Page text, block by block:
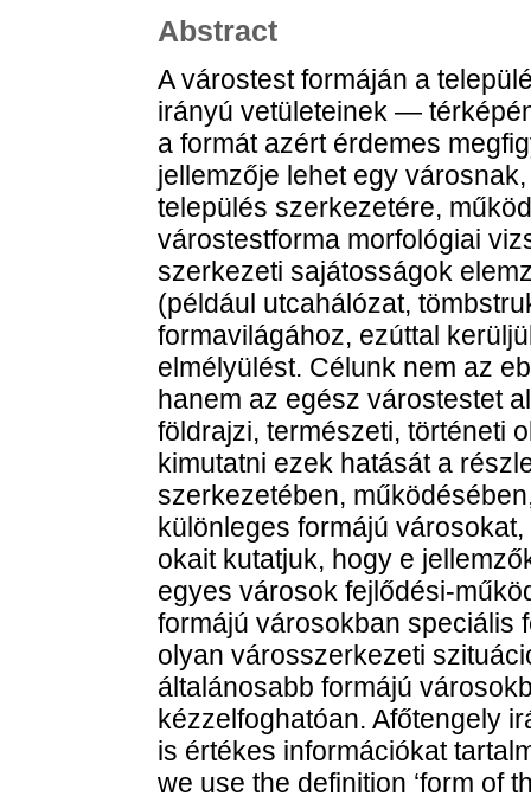
Abstract
A várostest formáján a
irányú vetületeinek —
a formát azért érdemes
jellemzője lehet egy
település szerkezetére,
várostestforma morfológiai
szerkezeti sajátosságok
(például utcahálózat,
formavilágához, ezúttal
elmélyülést. Célunk nem az
hanem az egész várostestet
földrajzi, természeti, történeti
kimutatni ezek hatását a
szerkezetében,
különleges formájú
okait kutatjuk, hogy e
egyes városok fejlődési-
formájú városokban speciális
olyan városszerkezeti
általánosabb formájú
kézzelfoghatóan. Afőtengely
is értékes információkat
we use the definition ‘form of